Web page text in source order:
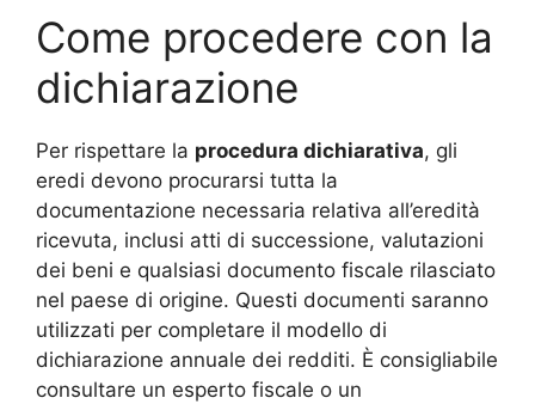
Come procedere con la
dichiarazione
Per rispettare la procedura dichiarativa, gli
eredi devono procurarsi tutta la
documentazione necessaria relativa all’eredità
ricevuta, inclusi atti di successione, valutazioni
dei beni e qualsiasi documento fiscale rilasciato
nel paese di origine. Questi documenti saranno
utilizzati per completare il modello di
dichiarazione annuale dei redditi. È consigliabile
consultare un esperto fiscale o un